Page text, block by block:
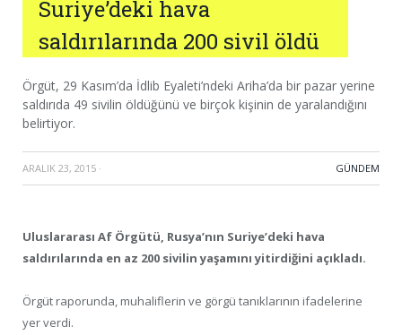
Suriye’deki hava
saldırılarında 200 sivil öldü
Örgüt, 29 Kasım’da İdlib Eyaleti’ndeki Ariha’da bir pazar yerine
saldırıda 49 sivilin öldüğünü ve birçok kişinin de yaralandığını
belirtiyor.
ARALIK 23, 2015 · GÜNDEM
Uluslararası Af Örgütü, Rusya’nın Suriye’deki hava
saldırılarında en az 200 sivilin yaşamını yitirdiğini açıkladı.
Örgüt raporunda, muhaliflerin ve görgü tanıklarının ifadelerine
yer verdi.